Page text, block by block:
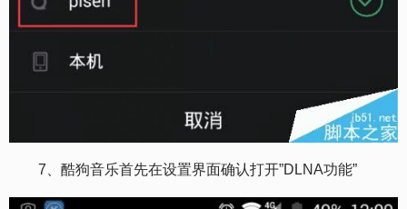
7、酷狗音乐首先在设置界面确认打开”DLNA功能”